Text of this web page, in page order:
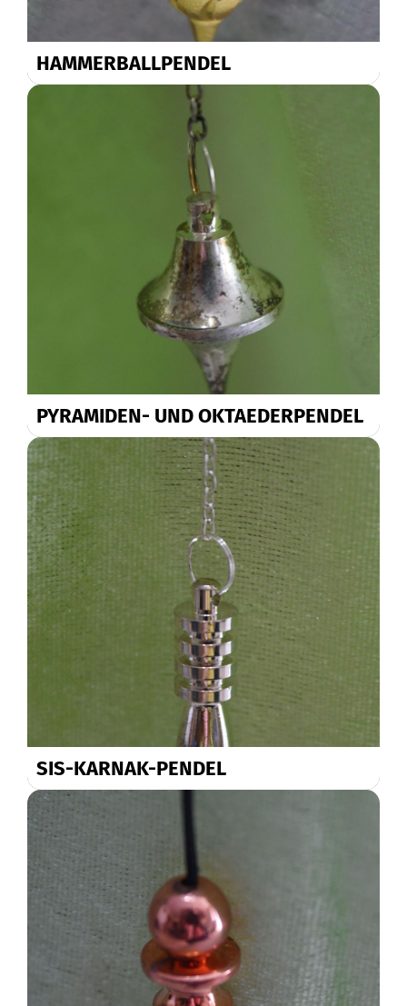
HAMMERBALLPENDEL
PYRAMIDEN- UND OKTAEDERPENDEL
SIS-KARNAK-PENDEL